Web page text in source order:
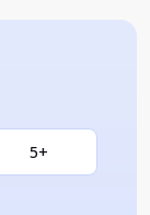
5+